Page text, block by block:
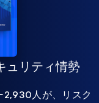
ュリティ情勢
2,930人が、リスク